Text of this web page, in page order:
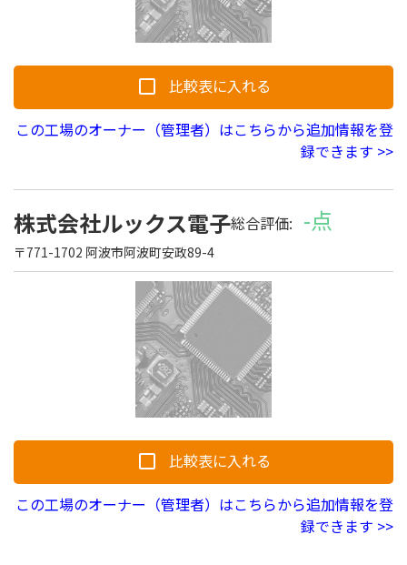
求人
比較表に入れる
この工場のオーナー（管理者）はこちらから追加情報を登
録できます >>
株式会社ルックス電子総合評価: -点
〒771-1702 阿波市阿波町安政89-4
比較表に入れる
この工場のオーナー（管理者）はこちらから追加情報を登
録できます >>